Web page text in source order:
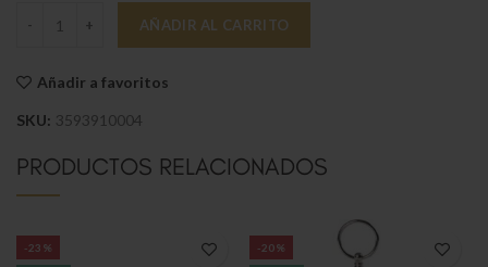
Winter collage accessories Caballo de balanc?n cantidad
AÑADIR AL CARRITO
Añadir a favoritos
SKU: 3593910004
PRODUCTOS RELACIONADOS
-23% -20%